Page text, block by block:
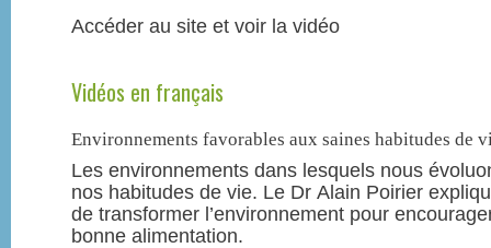
Accéder au site et voir la vidéo
Vidéos en français
Environnements favorables aux saines habitudes de
Les environnements dans lesquels nous
nos habitudes de vie. Le Dr Alain Poirier
de transformer l’environnement pour
bonne alimentation.